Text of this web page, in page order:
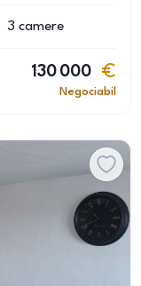
3 camere
130 000
Negociabil